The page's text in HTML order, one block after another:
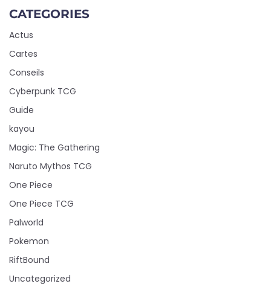
CATEGORIES
Actus
Cartes
Conseils
Cyberpunk TCG
Guide
kayou
Magic: The Gathering
Naruto Mythos TCG
One Piece
One Piece TCG
Palworld
Pokemon
RiftBound
Uncategorized